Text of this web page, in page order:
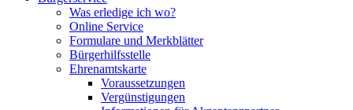
Was erledige ich wo?
Online Service
Formulare und Merkblätter
Bürgerhilfsstelle
Ehrenamtskarte
Voraussetzungen
Vergünstigungen